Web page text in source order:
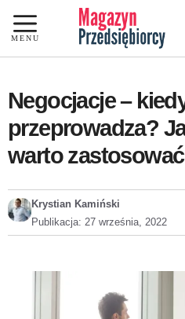
Przejdź
do
treści
MENU
Negocjacje –
przeprowadza?
warto
Krystian Kamiński
Publikacja: 27 września, 2022